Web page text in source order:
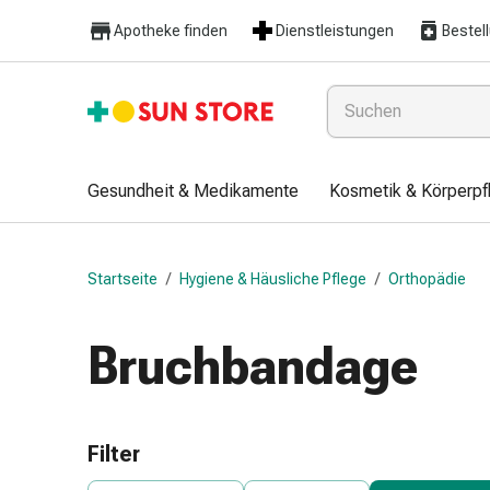
Gesundheit
Erkältung
Hals
Grippe-
Erkältung
Husten
Ausstattung
Nasenspülung
Apotheke finden Dienstleistungen
Gesundheit & Medikamente Kosmetik &
Startseite / Hygiene & Häusliche Pflege / Orthopädie
Bruchbandage
Filter